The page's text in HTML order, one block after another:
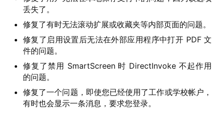
C
件
安
丢失了。
修复了有时无法滚动扩展或收藏夹等内部页面的问题。
修复了启用设置后无法在外部应用程序中打开 PDF 文
件的问题。
修复了禁用 SmartScreen 时 DirectInvoke 不起作用
的问题。
修复了一个问题，即使您已经使用了工作或学校帐户，
有时也会显示一条消息，要求您登录。